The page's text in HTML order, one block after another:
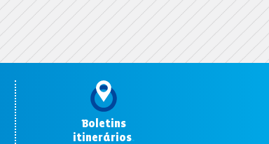
Boletins
itinerários.